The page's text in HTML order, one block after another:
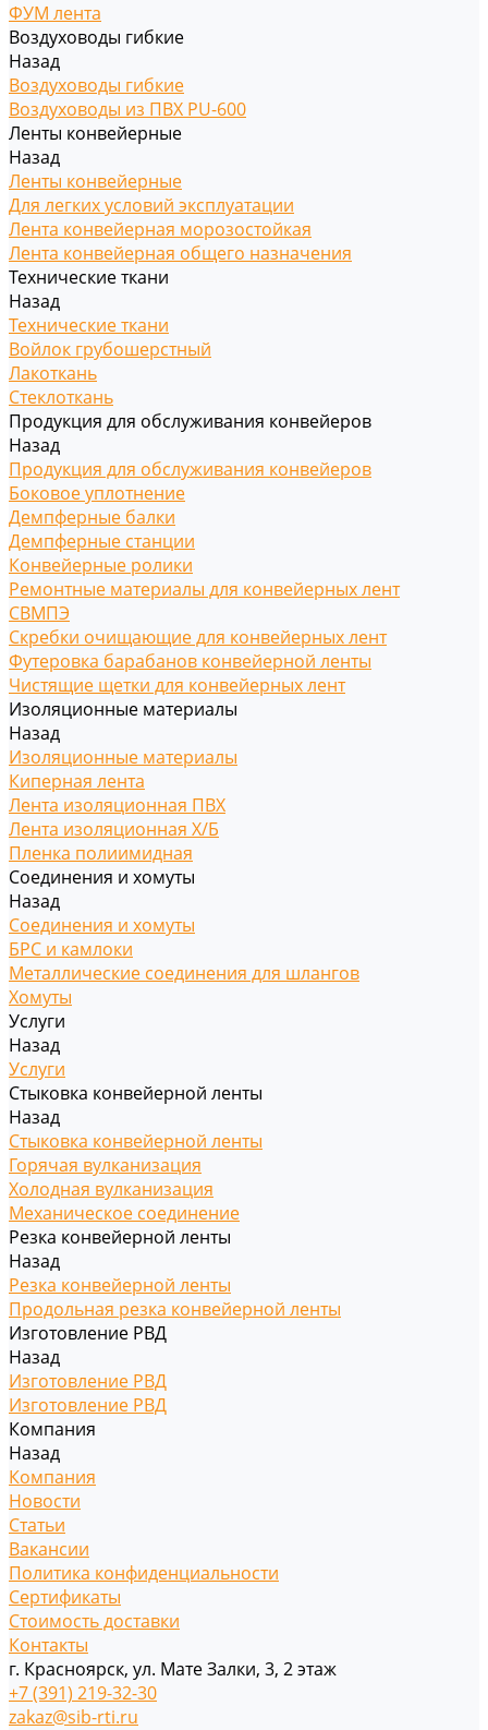
ФУМ лента
Воздуховоды гибкие
Назад
Воздуховоды гибкие
Воздуховоды из ПВХ PU-600
Ленты конвейерные
Назад
Ленты конвейерные
Для легких условий эксплуатации
Лента конвейерная морозостойкая
Лента конвейерная общего назначения
Технические ткани
Назад
Технические ткани
Войлок грубошерстный
Лакоткань
Стеклоткань
Продукция для обслуживания конвейеров
Назад
Продукция для обслуживания конвейеров
Боковое уплотнение
Демпферные балки
Демпферные станции
Конвейерные ролики
Ремонтные материалы для конвейерных лент
СВМПЭ
Скребки очищающие для конвейерных лент
Футеровка барабанов конвейерной ленты
Чистящие щетки для конвейерных лент
Изоляционные материалы
Назад
Изоляционные материалы
Киперная лента
Лента изоляционная ПВХ
Лента изоляционная Х/Б
Пленка полиимидная
Соединения и хомуты
Назад
Соединения и хомуты
БРС и камлоки
Металлические соединения для шлангов
Хомуты
Услуги
Назад
Услуги
Стыковка конвейерной ленты
Назад
Стыковка конвейерной ленты
Горячая вулканизация
Холодная вулканизация
Механическое соединение
Резка конвейерной ленты
Назад
Резка конвейерной ленты
Продольная резка конвейерной ленты
Изготовление РВД
Назад
Изготовление РВД
Изготовление РВД
Компания
Назад
Компания
Новости
Статьи
Вакансии
Политика конфиденциальности
Сертификаты
Стоимость доставки
Контакты
г. Красноярск, ул. Мате Залки, 3, 2 этаж
+7 (391) 219-32-30
zakaz@sib-rti.ru